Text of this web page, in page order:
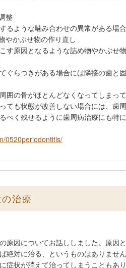
整
るような噛み合わせの異常がある場
やかぶせ物の作り直し
す原因となるような詰め物やかぶせ
ぐらつきがある場合には隣接の歯と
囲の骨がほとんどなくなってしまっ
ても状態が改善しない場合には、歯
べく残せるように歯周病治療にも特
0520periodontitis/
治療
原因についてお話ししました。原因
絶対に治る、というものはありませ
症状が消えて治ってしまうこともあり